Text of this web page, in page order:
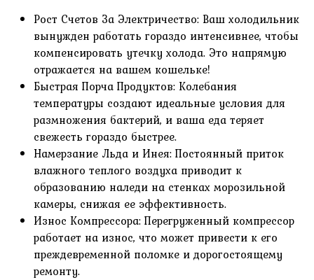
Рост Счетов За Электричество: Ваш холодильник
вынужден работать гораздо интенсивнее, чтобы
компенсировать утечку холода. Это напрямую
отражается на вашем кошельке!
Быстрая Порча Продуктов: Колебания
температуры создают идеальные условия для
размножения бактерий, и ваша еда теряет
свежесть гораздо быстрее.
Намерзание Льда и Инея: Постоянный приток
влажного теплого воздуха приводит к
образованию наледи на стенках морозильной
камеры, снижая ее эффективность.
Износ Компрессора: Перегруженный компрессор
работает на износ, что может привести к его
преждевременной поломке и дорогостоящему
ремонту.